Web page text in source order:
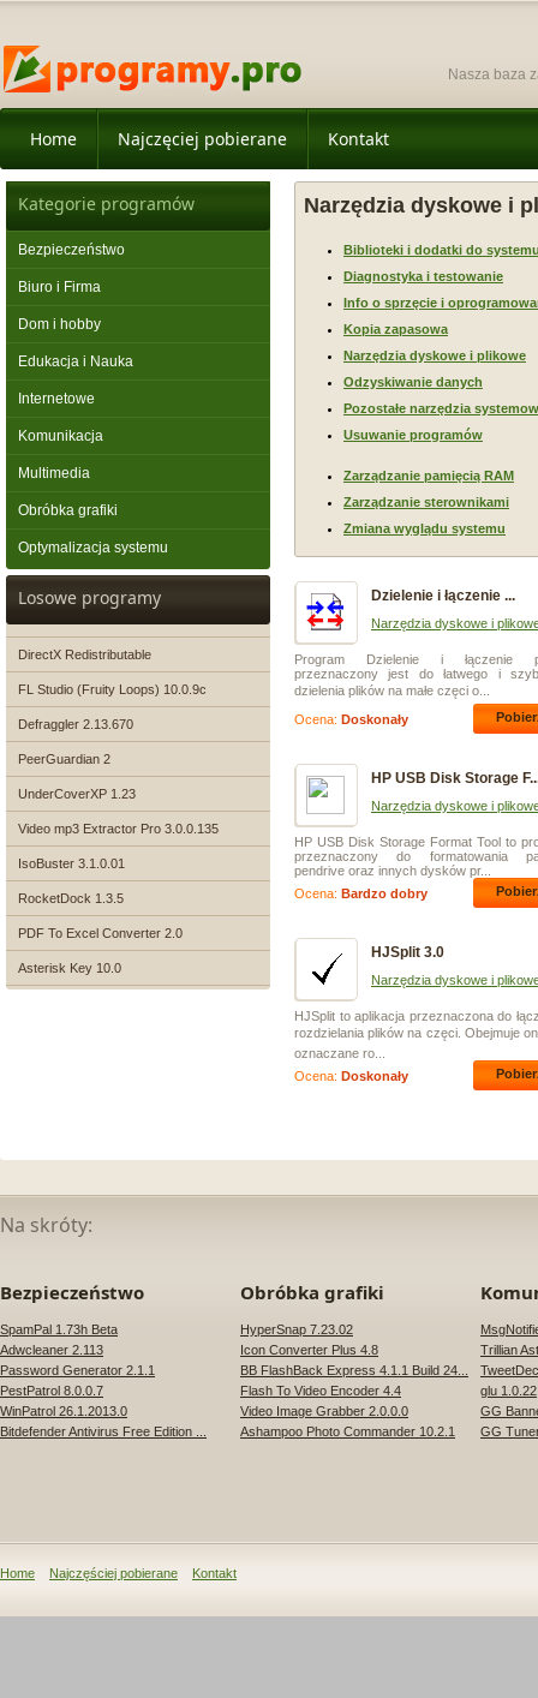
Nasza baza
Home Najczęciej pobierane Kontakt
Kategorie programów
Bezpieczeństwo
Biuro i Firma
Dom i hobby
Edukacja i Nauka
Internetowe
Komunikacja
Multimedia
Obróbka grafiki
Optymalizacja systemu
Losowe programy
DirectX Redistributable
FL Studio (Fruity Loops) 10.0.9c
Defraggler 2.13.670
PeerGuardian 2
UnderCoverXP 1.23
Video mp3 Extractor Pro 3.0.0.135
IsoBuster 3.1.0.01
RocketDock 1.3.5
PDF To Excel Converter 2.0
Asterisk Key 10.0
Narzędzia dyskowe i
Biblioteki i dodatki do
Diagnostyka i testowanie
Info o sprzęcie i
Kopia zapasowa
Narzędzia dyskowe i plikowe
Odzyskiwanie danych
Pozostałe narzędzia
Usuwanie programów
Zarządzanie pamięcią RAM
Zarządzanie sterownikami
Zmiana wyglądu systemu
Dzielenie i łączenie ...
Narzędzia dyskowe i
Program Dzielenie i łączenie
przeznaczony jest do łatwego i
dzielenia plików na małe częci o...
Ocena: Doskonały
HP USB Disk Storage
Narzędzia dyskowe i
HP USB Disk Storage Format Tool to
przeznaczony do formatowania
pendrive oraz innych dysków pr...
Ocena: Bardzo dobry
HJSplit 3.0
Narzędzia dyskowe i
HJSplit to aplikacja przeznaczona do
rozdzielania plików na częci. Obejmuje
oznaczane ro...
Ocena: Doskonały
Na skróty:
Bezpieczeństwo
SpamPal 1.73h Beta
Adwcleaner 2.113
Password Generator 2.1.1
PestPatrol 8.0.0.7
WinPatrol 26.1.2013.0
Bitdefender Antivirus Free Edition ...
Obróbka grafiki
HyperSnap 7.23.02
Icon Converter Plus 4.8
BB FlashBack Express 4.1.1 Build 24...
Flash To Video Encoder 4.4
Video Image Grabber 2.0.0.0
Ashampoo Photo Commander 10.2.1
Trillian
glu 1.0.22
GG
GG
Home Najczęściej pobierane Kontakt